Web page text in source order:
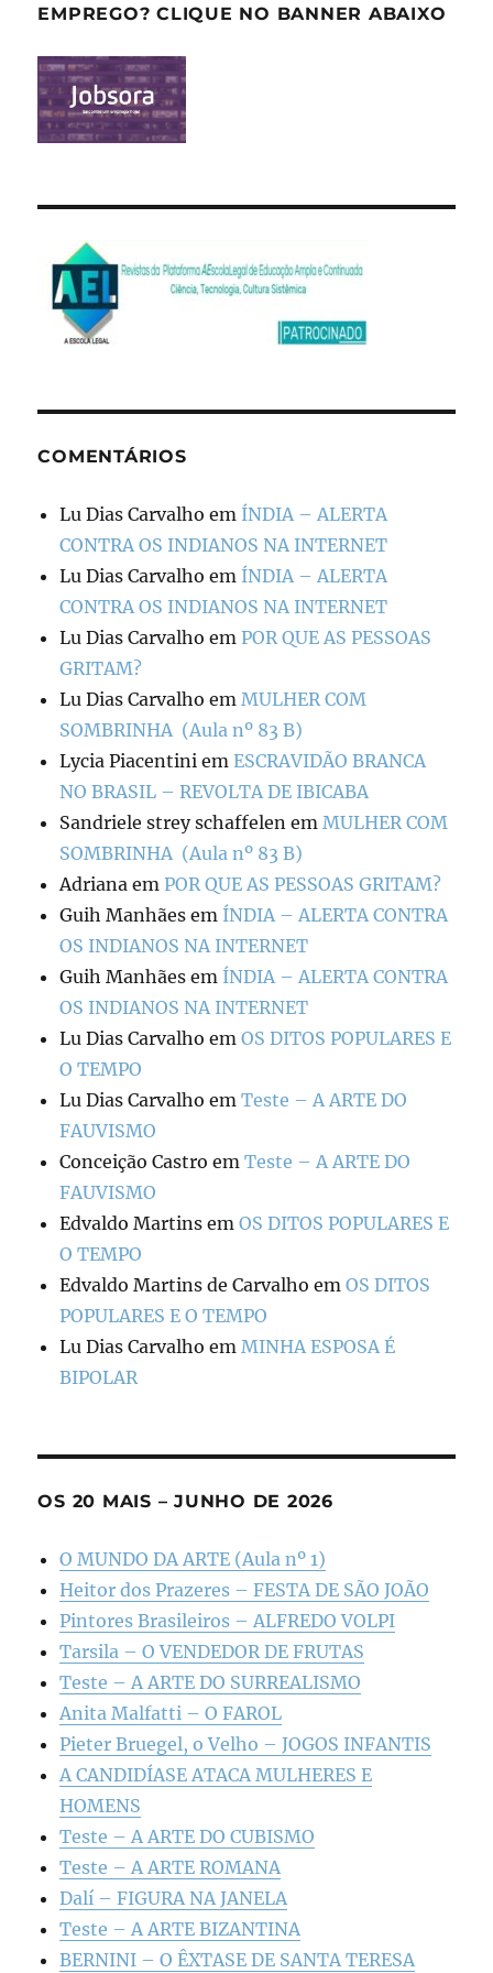
EMPREGO? CLIQUE NO BANNER ABAIXO
COMENTÁRIOS
Lu Dias Carvalho em ÍNDIA – ALERTA
CONTRA OS INDIANOS NA INTERNET
Lu Dias Carvalho em ÍNDIA – ALERTA
CONTRA OS INDIANOS NA INTERNET
Lu Dias Carvalho em POR QUE AS PESSOAS
GRITAM?
Lu Dias Carvalho em MULHER COM
SOMBRINHA (Aula nº 83 B)
Lycia Piacentini emESCRAVIDÃO BRANCA
NO BRASIL – REVOLTA DE IBICABA
Sandriele strey schaffelen em MULHER COM
SOMBRINHA (Aula nº 83 B)
Adriana em POR QUE AS PESSOAS GRITAM?
Guih Manhães em ÍNDIA – ALERTA CONTRA
OS INDIANOS NA INTERNET
Guih Manhães em ÍNDIA – ALERTA CONTRA
OS INDIANOS NA INTERNET
Lu Dias Carvalho emOS DITOS POPULARES E
O TEMPO
Lu Dias Carvalho emTeste – A ARTE DO
FAUVISMO
Conceição Castro emTeste – A ARTE DO
FAUVISMO
Edvaldo Martins emOS DITOS POPULARES E
O TEMPO
Edvaldo Martins de Carvalho emOS DITOS
POPULARES E O TEMPO
Lu Dias Carvalho em MINHA ESPOSA É
BIPOLAR
OS 20 MAIS – JUNHO DE 2026
O MUNDO DA ARTE (Aula nº 1)
Heitor dos Prazeres – FESTA DE SÃO JOÃO
Pintores Brasileiros – ALFREDO VOLPI
Tarsila – O VENDEDOR DE FRUTAS
Teste – A ARTE DO SURREALISMO
Anita Malfatti – O FAROL
Pieter Bruegel, o Velho – JOGOS INFANTIS
A CANDIDÍASE ATACA MULHERES E
HOMENS
Teste – A ARTE DO CUBISMO
Teste – A ARTE ROMANA
Dalí – FIGURA NA JANELA
Teste – A ARTE BIZANTINA
BERNINI – O ÊXTASE DE SANTA TERESA